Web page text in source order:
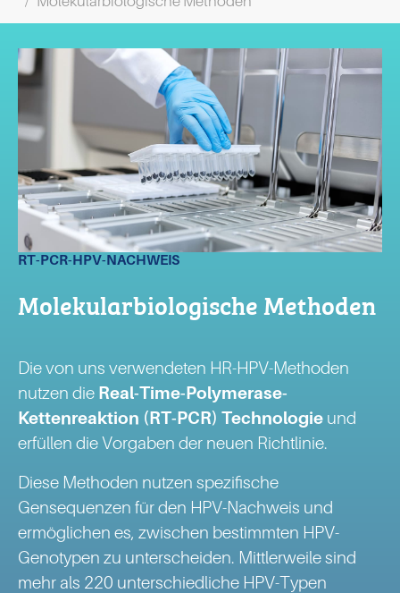
Molekularbiologische Methoden
RT-PCR-HPV-NACHWEIS
Die von uns verwendeten HR-HPV-Methoden
nutzen die Real-Time-Polymerase-
Kettenreaktion (RT-PCR) Technologie und
erfüllen die Vorgaben der neuen Richtlinie.
Diese Methoden nutzen spezifische
Gensequenzen für den HPV-Nachweis und
ermöglichen es, zwischen bestimmten HPV-
Genotypen zu unterscheiden. Mittlerweile sind
mehr als 220 unterschiedliche HPV-Typen